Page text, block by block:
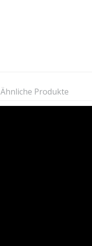
Ähnliche Produkte